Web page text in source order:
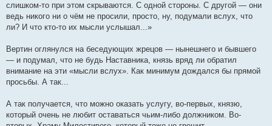
слишком-то при этом скрываются. С одной стороны. С другой — они
ведь никого ни о чём не просили, просто, ну, подумали вслух, что
ли? И что кто-то их мысли услышал...»
Вертин оглянулся на беседующих жрецов — нынешнего и бывшего
— и подумал, что не будь Наставника, князь вряд ли обратил
внимание на эти «мысли вслух». Как минимум дождался бы прямой
просьбы. А так...
А так получается, что можно оказать услугу, во-первых, князю,
который очень не любит оставаться чьим-либо должником. Во-